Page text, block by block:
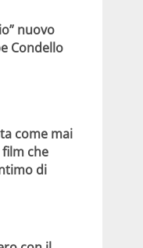
nuovo
Condello
come mai
che
di